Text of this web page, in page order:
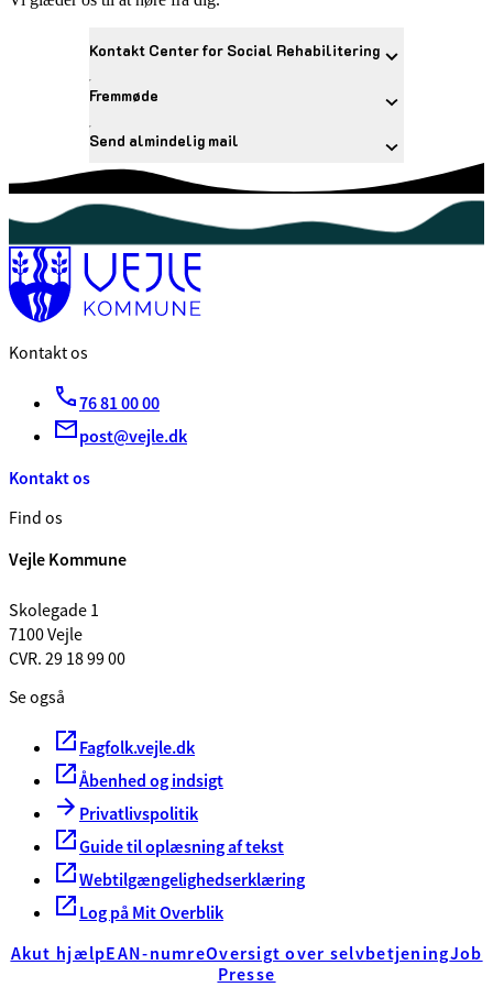
Kontakt Center for Social Rehabilitering
Fremmøde
Send almindelig mail
Kontakt os
76 81 00 00
post@vejle.dk
Kontakt os
Find os
Vejle Kommune
Skolegade 1
7100 Vejle
CVR. 29 18 99 00
Se også
Fagfolk.vejle.dk
Åbenhed og indsigt
Privatlivspolitik
Guide til oplæsning af tekst
Webtilgængelighedserklæring
Log på Mit Overblik
Akut hjælpEAN-numreOversigt over selvbetjeningJob
Presse